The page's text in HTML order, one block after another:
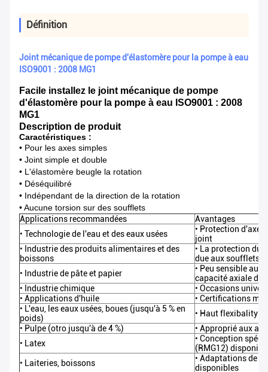
Définition
Joint mécanique de pompe d'élastomère pour la pompe à eau
ISO9001 : 2008 MG1
Facile installez le joint mécanique de pompe
d'élastomère pour la pompe à eau ISO9001 : 2008
MG1
Description de produit
Caractéristiques :
• Pour les axes simples
• Joint simple et double
• L'élastomère beugle la rotation
• Déséquilibré
• Indépendant de la direction de la rotation
• Aucune torsion sur des soufflets
Applications recommandées
Avantages
• Technologie de l'eau et des eaux usées
• Protection d'axe
joint
• Industrie des produits alimentaires et des
boissons
• La protection du
due aux soufflets
• Industrie de pâte et papier
• Peu sensible aux
capacité axiale de
• Industrie chimique
• Occasions
• Applications d'huile
• Certifications
• L'eau, les eaux usées, boues (jusqu'à 5 % en
poids)
• Haut flexibality
• Pulpe (otro jusqu'à de 4 %)
• Approprié aux
• Latex
• Conception
(RMG12)
• Laiteries, boissons
• Adaptations de
disponibles